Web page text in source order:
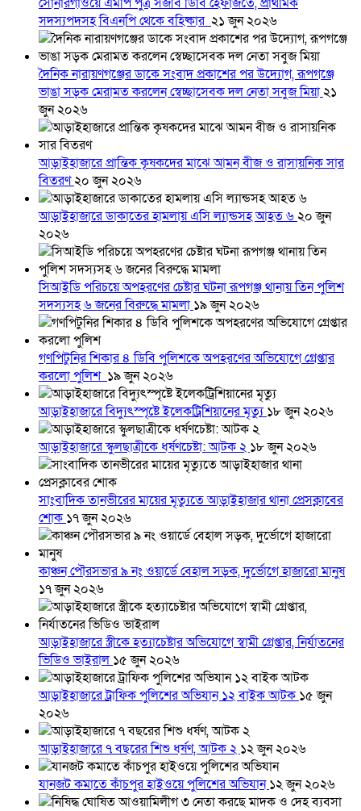
সদস্যপদসহ বিএনপি থেকে বহিষ্কার ২১ জুন ২০২৬
দৈনিক নারায়ণগঞ্জের ডাকে সংবাদ প্রকাশের পর উদ্যোগ, রূপগঞ্জে
ভাঙা সড়ক মেরামত করলেন স্বেচ্ছাসেবক দল নেতা সবুজ মিয়া২১
জুন ২০২৬
আড়াইহাজারে প্রান্তিক কৃষকদের মাঝে আমন বীজ ও রাসায়নিক সার
বিতরণ২০ জুন ২০২৬
আড়াইহাজারে ডাকাতের হামলায় এসি ল্যান্ডসহ আহত ৬২০ জুন
২০২৬
সিআইডি পরিচয়ে অপহরণের চেষ্টার ঘটনা রূপগঞ্জ থানায় তিন পুলিশ
সদস্যসহ ৬ জনের বিরুদ্ধে মামলা ১৯ জুন ২০২৬
গণপিটুনির শিকার ৪ ডিবি পুলিশকে অপহরণের অভিযোগে গ্রেপ্তার
করলো পুলিশ ১৯ জুন ২০২৬
আড়াইহাজারে বিদ্যুৎস্পৃষ্টে ইলেকট্রিশিয়ানের মৃত্যু১৮ জুন ২০২৬
আড়াইহাজারে স্কুলছাত্রীকে ধর্ষণচেষ্টা: আটক ২ ১৮ জুন ২০২৬
সাংবাদিক তানভীরের মায়ের মৃত্যুতে আড়াইহাজার থানা প্রেসক্লাবের
শোক ১৭ জুন ২০২৬
কাঞ্চন পৌরসভার ৯ নং ওয়ার্ডে বেহাল সড়ক, দুর্ভোগে হাজারো মানুষ
১৭ জুন ২০২৬
আড়াইহাজারে স্ত্রীকে হত্যাচেষ্টার অভিযোগে স্বামী গ্রেপ্তার, নির্যাতনের
ভিডিও ভাইরাল ১৫ জুন ২০২৬
আড়াইহাজারে ট্রাফিক পুলিশের অভিযান ১২ বাইক আটক ১৫ জুন
২০২৬
আড়াইহাজারে ৭ বছরের শিশু ধর্ষণ, আটক ২ ১২ জুন ২০২৬
যানজট কমাতে কাঁচপুর হাইওয়ে পুলিশের অভিযান১২ জুন ২০২৬